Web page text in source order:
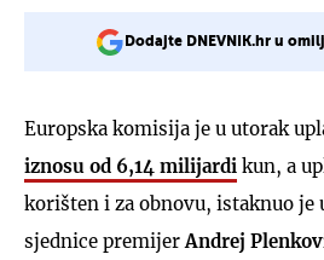
Dodajte DNEVNIK.hr u
Europska komisija je u utorak
iznosu od 6,14 milijardi kun, a
korišten i za obnovu, istaknuo je
sjednice premijer Andrej